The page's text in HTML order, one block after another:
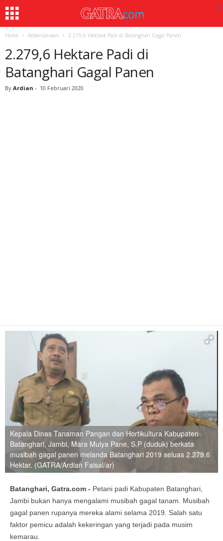
Home Kebencanaan 2.279,6 Hektare Padi di Batanghari Gagal Panen
2.279,6 Hektare Padi di
Batanghari Gagal Panen
By Ardian - 10 Februari 2020
Kepala Dinas Tanaman Pangan dan Hortikultura Kabupaten
Batanghari, Jambi, Mara Mulya Pane, S.P (duduk) berkata
musibah gagal panen melanda Batanghari 2019 seluas 2.279,6
Hektar. (GATRA/Ardian Faisal/ar)
Batanghari, Gatra.com - Petani padi Kabupaten Batanghari,
Jambi bukan hanya mengalami musibah gagal tanam. Musibah
gagal panen rupanya mereka alami selama 2019. Salah satu
faktor pemicu adalah kekeringan yang terjadi pada musim
kemarau.